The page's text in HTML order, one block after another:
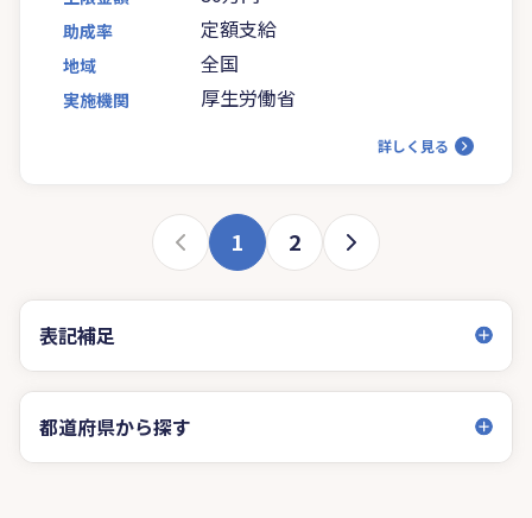
助成率 定額支給
地域 全国
実施機関 厚生労働省
詳しく見る
1 2
表記補足
都道府県から探す